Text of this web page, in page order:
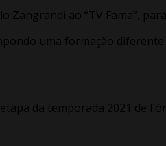
Zangrandi ao “TV Fama”,
uma formação
da temporada 2021 de